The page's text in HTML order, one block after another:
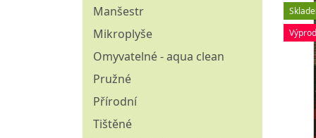
Manšestr
Mikroplyše
Omyvatelné - aqua clean
Pružné
Přírodní
Tištěné